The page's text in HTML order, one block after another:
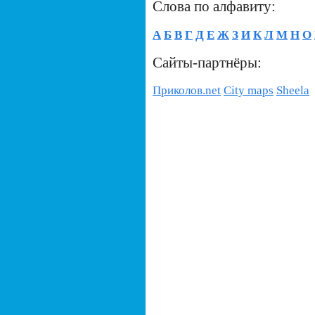
Слова по алфавиту:
А Б В Г Д Е Ж З И К Л М Н О
Сайты-партнёры:
Приколов.net City maps Sheela